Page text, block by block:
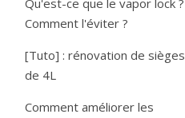
Qu'est-ce que le vapor lock ?
Comment l'éviter ?
[Tuto] : rénovation de sièges
de 4L
Comment améliorer les